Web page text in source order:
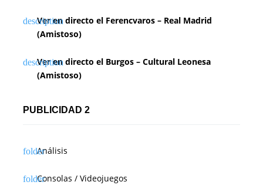
Ver en directo el Ferencvaros – Real Madrid
(Amistoso)
Ver en directo el Burgos – Cultural Leonesa
(Amistoso)
PUBLICIDAD 2
Análisis
Consolas / Videojuegos